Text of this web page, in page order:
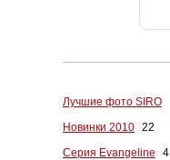
Лучшие фото SIRO
Новинки 2010 22
Серия Evangeline
4